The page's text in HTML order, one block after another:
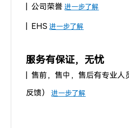
| 公司荣誉进一步了解
| EHS进一步了解
服务有保证，无忧
| 售前，售中，售后有专业
反馈）进一步了解